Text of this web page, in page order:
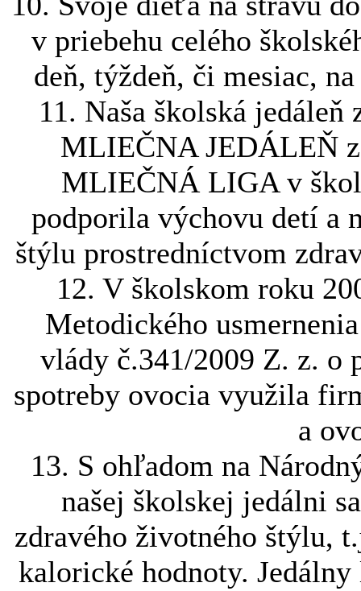
v priebehu celého
deň, týždeň, či mesiac,
11. Naša školská
MLIEČNA JEDÁLEŇ
MLIEČNÁ LIGA v
podporila výchovu detí a
štýlu prostredníctvom
12. V školskom roku
Metodického
vlády č.341/2009 Z. z. o
spotreby ovocia využila
a
13. S ohľadom na
našej školskej jedálni
zdravého životného štýlu,
kalorické hodnoty.